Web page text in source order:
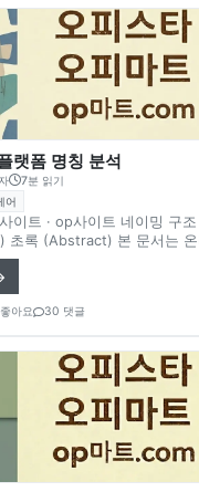
. 다만 실제 플랫폼 내부 도
되지 않는 경우가 많기 때문
다.
랫폼 명칭 분석
7분 읽기
어
이트 · op사이트 네이밍 구
본 문서는 온라인 정보 플랫폼에서
폼 명칭(Naming
와 오피가이드
름이 어떤 방식의 네이밍 구
랜드 설계 과정은 공개되지
실하지 않음을 전제로 한다.
아요 30 댓글